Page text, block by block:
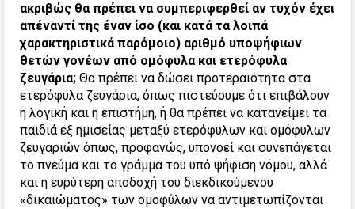
ακριβώς θα πρέπει να συμπεριφερθεί αν τυχόν έχει
απέναντί της έναν ίσο (και κατά τα λοιπά
χαρακτηριστικά παρόμοιο) αριθμό υποψήφιων
θετών γονέων από ομόφυλα και ετερόφυλα
ζευγάρια;Θα πρέπει να δώσει προτεραιότητα στα
ετερόφυλα ζευγάρια, όπως πιστεύουμε ότι επιβάλουν
η λογική και η επιστήμη, ή θα πρέπει να κατανείμει τα
παιδιά εξ ημισείας μεταξύ ετερόφυλων και ομόφυλων
ζευγαριών όπως, προφανώς, υπονοεί και συνεπάγεται
το πνεύμα και το γράμμα του υπό ψήφιση νόμου, αλλά
και η ευρύτερη αποδοχή του διεκδικούμενου
«δικαιώματος» των ομοφύλων να αντιμετωπίζονται